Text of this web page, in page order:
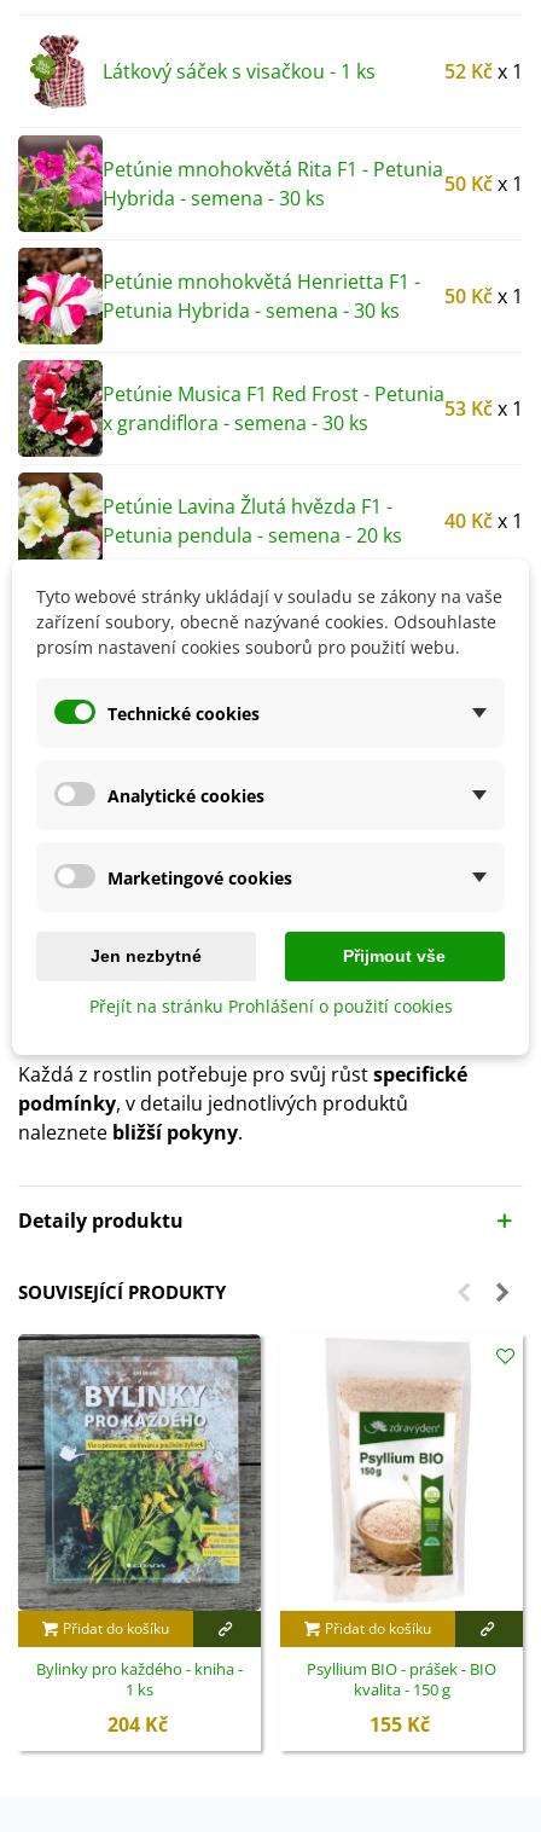
Látkový sáček s visačkou - 1 ks 52 Kčx 1
Petúnie mnohokvětá Rita F1 - Petunia
Hybrida - semena - 30 ks
50 Kčx 1
Petúnie mnohokvětá Henrietta F1 -
Petunia Hybrida - semena - 30 ks
50 Kčx 1
Petúnie Musica F1 Red Frost - Petunia
x grandiflora - semena - 30 ks
53 Kčx 1
Petúnie Lavina Žlutá hvězda F1 -
Petunia pendula - semena - 20 ks
40 Kčx 1
Není skladem
email.
8100019Z
V balíčku najdetesemena různých druhů rostlin
jejichž výsev vždy podléhádoporučeným způsobům
Každá z rostlin potřebuje pro svůj růstspecifické
podmínky, v detailu jednotlivých produktů
naleznete bližší pokyny.
Detaily produktu
SOUVISEJÍCÍ PRODUKTY
Přidat do košíku
Bylinky pro každého - kniha -
1 ks
204 Kč
Přidat do košíku
Psyllium BIO - prášek - BIO
kvalita - 150 g
155 Kč
Tyto webové stránky ukládají v souladu se zákony na vaše
zařízení soubory, obecně nazývané cookies. Odsouhlaste
prosím nastavení cookies souborů pro použití webu.
Technické cookies
Analytické cookies
Marketingové cookies
Jen nezbytné Přijmout vše
Přejít na stránku Prohlášení o použití cookies